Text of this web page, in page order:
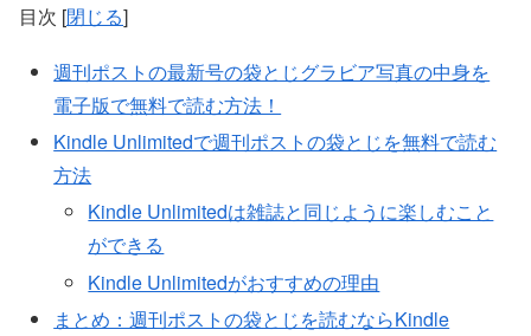
目次 [閉じる]
週刊ポストの最新号の袋とじグラビア写真の中身を
電子版で無料で読む方法！
Kindle Unlimitedで週刊ポストの袋とじを無料で読む
方法
Kindle Unlimitedは雑誌と同じように楽しむこと
ができる
Kindle Unlimitedがおすすめの理由
まとめ：週刊ポストの袋とじを読むならKindle